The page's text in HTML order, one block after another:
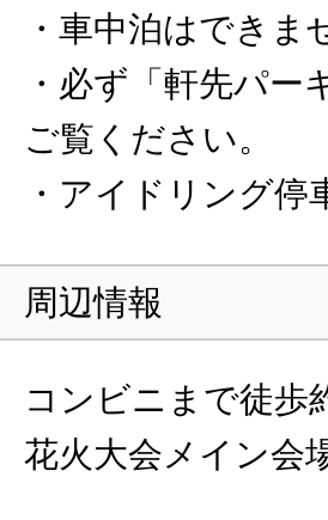
・車中泊はできま
・必ず「軒先パ
ご覧ください。
・アイドリング停
周辺情報
コンビニまで徒歩
花火大会メイン会